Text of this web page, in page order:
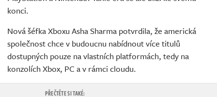
konci.
Nová šéfka Xboxu Asha Sharma potvrdila, že americká
společnost chce v budoucnu nabídnout více titulů
dostupných pouze na vlastních platformách, tedy na
konzolích Xbox, PC a v rámci cloudu.